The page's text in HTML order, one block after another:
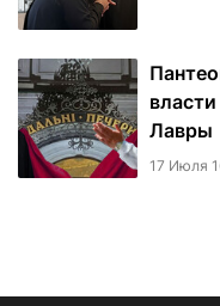
Лавры
17 Июля